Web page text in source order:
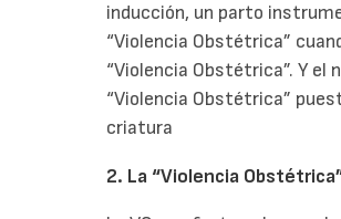
inducción, un parto
“Violencia Obstétrica”
“Violencia Obstétrica”. Y
“Violencia Obstétrica”
criatura
2. La “Violencia